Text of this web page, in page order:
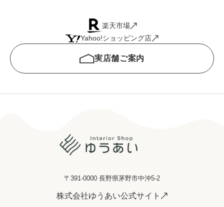
楽天市場
Yahoo!ショッピング店
実店舗ご案内
〒391-0000 長野県茅野市中沖5-2
株式会社ゆうあい公式サイト